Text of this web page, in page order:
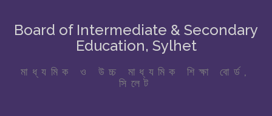
Board of Intermediate & Secondary
Education, Sylhet
মাধ্যমিক ও উচ্চ মাধ্যমিক শিক্ষা বোর্ড,
সিলেট